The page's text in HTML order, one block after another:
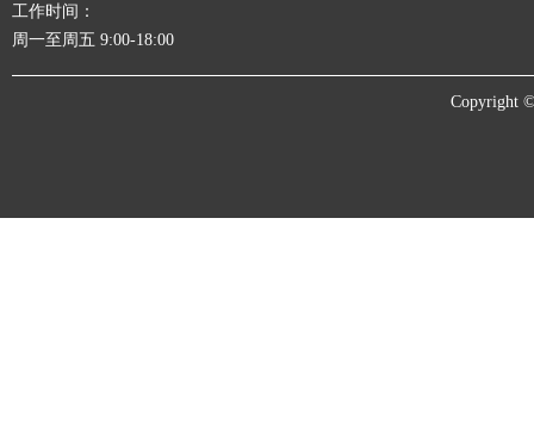
工作时间：
周一至周五 9:00-18:00
Copyright